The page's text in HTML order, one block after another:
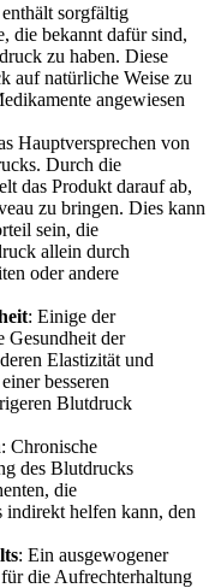
sorgfältig
die bekannt dafür sind,
zu haben. Diese
auf natürliche Weise zu
angewiesen
Hauptversprechen von
Durch die
das Produkt darauf ab,
zu bringen. Dies kann
sein, die
allein durch
oder andere
: Einige der
Gesundheit der
Elastizität und
besseren
Blutdruck
: Chronische
des Blutdrucks
die
indirekt helfen kann, den
: Ein ausgewogener
die Aufrechterhaltung